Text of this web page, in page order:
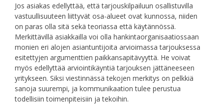
Jos asiakas edellyttää, että tarjouskilpailuun osallistuvilla
vastuullisuuteen liittyvät osa-alueet ovat kunnossa, niiden
on paras olla sitä sekä teoriassa että käytännössä.
Merkittävillä asiakkailla voi olla hankintaorganisaatiossaan
monien eri alojen asiantuntijoita arvioimassa tarjouksessa
esitettyjen argumenttien paikkansapitävyyttä. He voivat
myös edellyttää arviointikäyntiä tarjouksen jättäneeseen
yritykseen. Siksi viestinnässä tekojen merkitys on pelkkiä
sanoja suurempi, ja kommunikaation tulee perustua
todellisiin toimenpiteisiin ja tekoihin.